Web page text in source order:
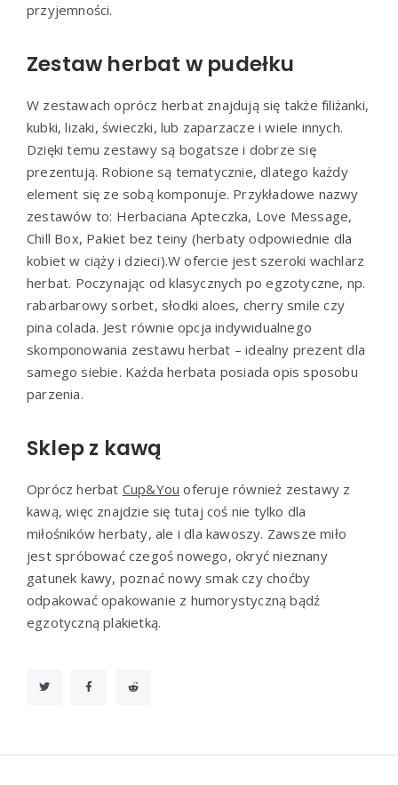
przyjemności.
Zestaw herbat w pudełku
W zestawach oprócz herbat znajdują się także filiżanki,
kubki, lizaki, świeczki, lub zaparzacze i wiele innych.
Dzięki temu zestawy są bogatsze i dobrze się
prezentują. Robione są tematycznie, dlatego każdy
element się ze sobą komponuje. Przykładowe nazwy
zestawów to: Herbaciana Apteczka, Love Message,
Chill Box, Pakiet bez teiny (herbaty odpowiednie dla
kobiet w ciąży i dzieci).W ofercie jest szeroki wachlarz
herbat. Poczynając od klasycznych po egzotyczne, np.
rabarbarowy sorbet, słodki aloes, cherry smile czy
pina colada. Jest równie opcja indywidualnego
skomponowania zestawu herbat – idealny prezent dla
samego siebie. Każda herbata posiada opis sposobu
parzenia.
Sklep z kawą
Oprócz herbat Cup&You oferuje również zestawy z
kawą, więc znajdzie się tutaj coś nie tylko dla
miłośników herbaty, ale i dla kawoszy. Zawsze miło
jest spróbować czegoś nowego, okryć nieznany
gatunek kawy, poznać nowy smak czy choćby
odpakować opakowanie z humorystyczną bądź
egzotyczną plakietką.